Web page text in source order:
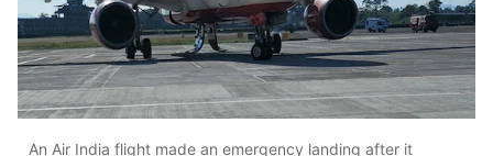
An Air India flight made an emergency landing after it